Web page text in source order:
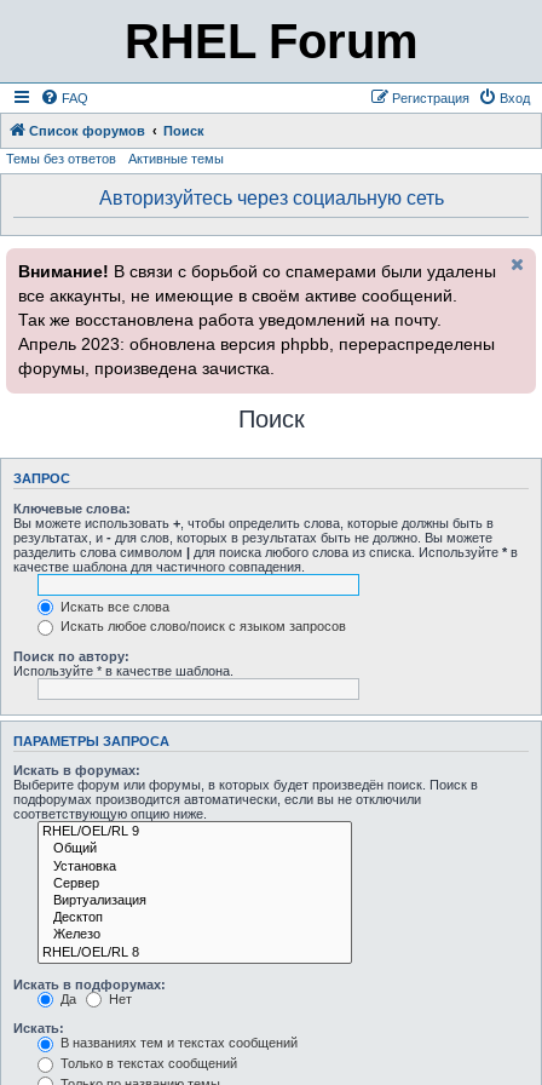
RHEL Forum
FAQ Вход
Регистрация
Список форумов
Поиск
Темы без ответов
Активные темы
Авторизуйтесь через социальную сеть
Внимание! В связи с борьбой со спамерами были удалены
все аккаунты, не имеющие в своём активе сообщений.
Так же восстановлена работа уведомлений на почту.
Апрель 2023: обновлена версия phpbb, перераспределены
форумы, произведена зачистка.
Поиск
ЗАПРОС
Ключевые слова:
Вы можете использовать + , чтобы определить слова, которые должны быть в
результатах, и - для слов, которых в результатах быть не должно. Вы можете
разделить слова символом | для поиска любого слова из списка. Используйте * в
качестве шаблона для частичного совпадения.
Искать все слова
Искать любое слово/поиск с языком запросов
Поиск по автору:
Используйте * в качестве шаблона.
ПАРАМЕТРЫ ЗАПРОСА
Искать в форумах:
Выберите форум или форумы, в которых будет произведён поиск. Поиск в
подфорумах производится автоматически, если вы не отключили
соответствующую опцию ниже.
Искать в подфорумах:
Да
Нет
Искать:
В названиях тем и текстах сообщений
Только в текстах сообщений